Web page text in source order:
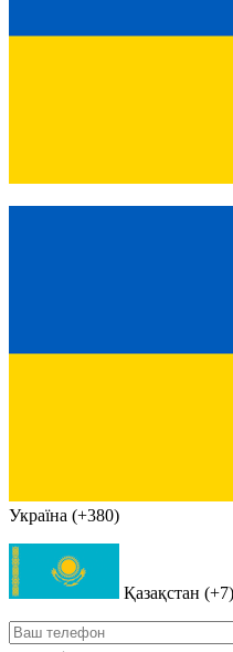
Україна (+380)
Қазақстан (+7)